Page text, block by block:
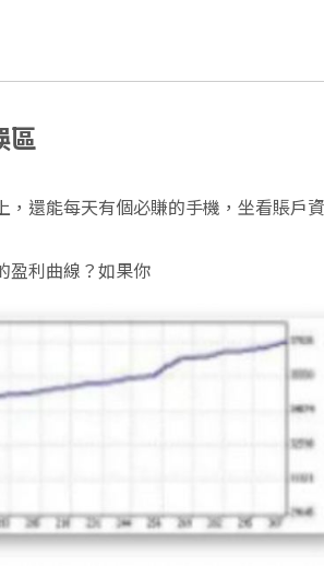
區
還能每天有個必賺的手機，坐看賬戶
盈利曲線？如果你